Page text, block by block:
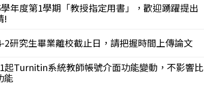
年度第1學期「教授指定用書」，歡迎踴躍提出
!
2研究生畢業離校截止日，請把握時間上傳論文
起Turnitin系統教師帳號介面功能變動，不影響比
能